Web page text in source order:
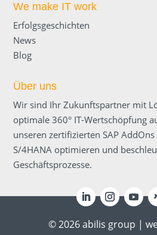
We make IT work
Erfolgsgeschichten
News
Blog
Über uns
Wir sind Ihr Zukunftspartner mit
optimale 360° IT-Wert­schöpfung
unseren zertifizierten SAP AddOns
S/4HANA optimieren und
Geschäftsprozesse.
© 2026 abilis group |